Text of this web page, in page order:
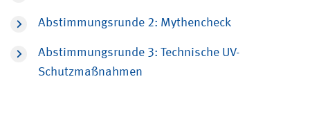
Abstimmungsrunde 2: Mythencheck
Abstimmungsrunde 3: Technische UV-
Schutzmaßnahmen